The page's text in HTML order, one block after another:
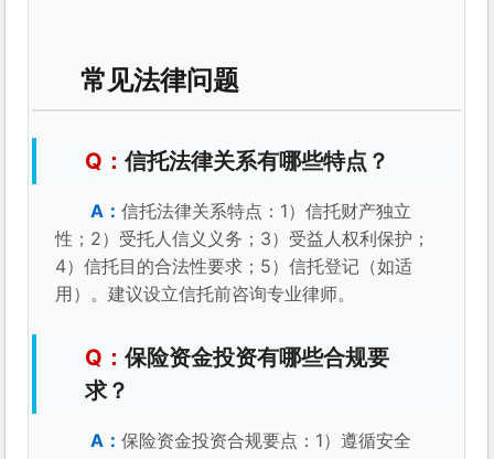
常见法律问题
信托法律关系有哪些特点？
信托法律关系特点：1）信托财产独立
性；2）受托人信义义务；3）受益人权利保护；
4）信托目的合法性要求；5）信托登记（如适
用）。建议设立信托前咨询专业律师。
保险资金投资有哪些合规要
求？
保险资金投资合规要点：1）遵循安全